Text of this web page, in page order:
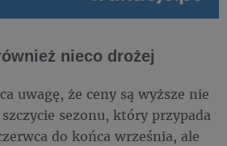
nieco drożej
uwagę, że ceny są wyższe nie
sezonu, który przypada
do końca września, ale